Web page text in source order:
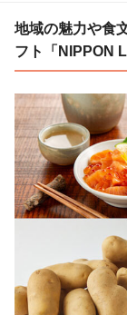
地域の魅力や食
フト「NIPPON